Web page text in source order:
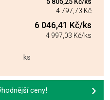
4 797,73 Kč
6 046,41 Kč/ks
4 997,03 Kč/ks
ks
ceny!